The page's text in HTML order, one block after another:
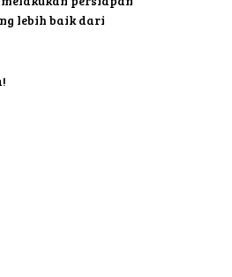
lebih baik dari